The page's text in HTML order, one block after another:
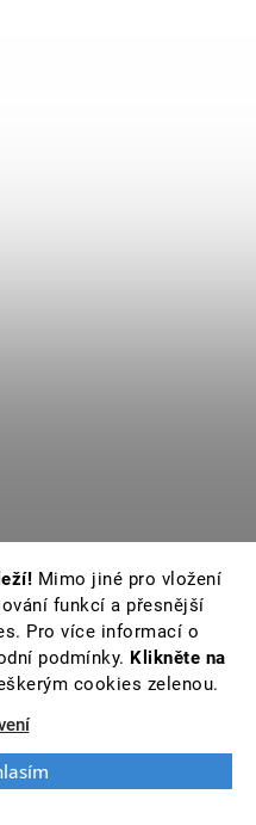
Mimo jiné pro vložení
funkcí a přesnější
Pro více informací o
podmínky. Klikněte na
cookies zelenou.